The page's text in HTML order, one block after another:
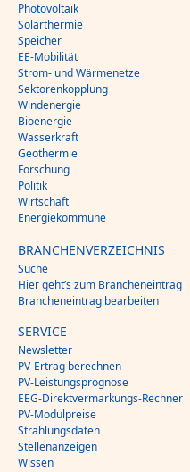
Photovoltaik
Solarthermie
Speicher
EE-Mobilität
Strom- und Wärmenetze
Sektorenkopplung
Windenergie
Bioenergie
Wasserkraft
Geothermie
Forschung
Politik
Wirtschaft
Energiekommune
BRANCHENVERZEICHNIS
Suche
Hier geht’s zum Brancheneintrag
Brancheneintrag bearbeiten
SERVICE
Newsletter
PV-Ertrag berechnen
PV-Leistungsprognose
EEG-Direktvermarkungs-Rechner
PV-Modulpreise
Strahlungsdaten
Stellenanzeigen
Wissen